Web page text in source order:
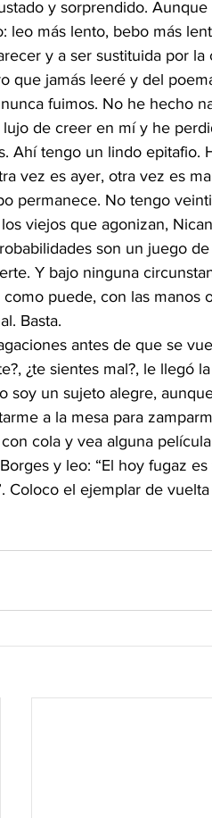
y sorprendido.
leo más lento, bebo más
y a ser sustituida por
que jamás leeré y del
fuimos. No he hecho
de creer en mí y he
Ahí tengo un lindo epitafio.
vez es ayer, otra vez es
permanece. No tengo
viejos que agonizan,
son un juego
Y bajo ninguna
puede, con las manos
Basta.
antes de que se
¿te sientes mal?, le llegó
soy un sujeto alegre,
a la mesa para
cola y vea alguna
y leo: “El hoy fugaz
Coloco el ejemplar de